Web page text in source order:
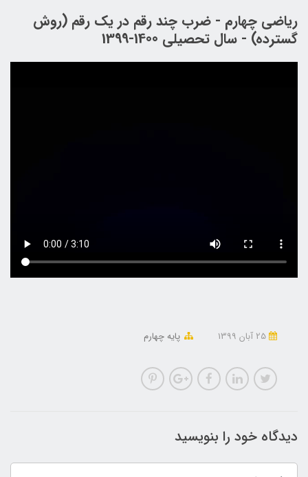
ریاضی چهارم - ضرب چند رقم در یک رقم (روش
گسترده) - سال تحصیلی 1400-1399
پایه چهارم
دیدگاه خود را بنویسید